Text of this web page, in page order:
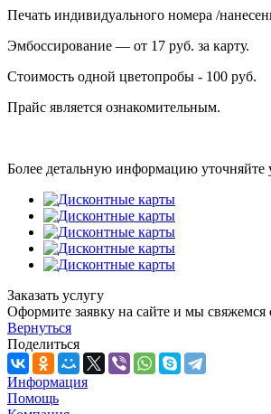
Печать индивидуального номера /
Эмбоссирование — от 17 руб. за карту.
Стоимость одной цветопробы - 100 руб.
Прайс является ознакомительным.
Более детальную информацию
Заказать услугу
Оформите заявку на сайте и мы
Вернуться
Поделиться
Информация
Помощь